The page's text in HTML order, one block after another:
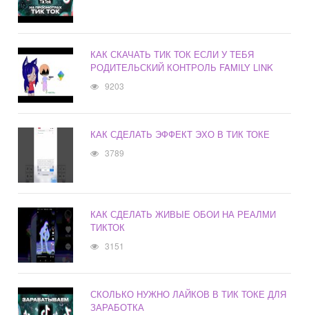
КАК СКАЧАТЬ ТИК ТОК ЕСЛИ У ТЕБЯ
РОДИТЕЛЬСКИЙ КОНТРОЛЬ FAMILY LINK
9203
КАК СДЕЛАТЬ ЭФФЕКТ ЭХО В ТИК ТОКЕ
3789
КАК СДЕЛАТЬ ЖИВЫЕ ОБОИ НА РЕАЛМИ
ТИКТОК
3151
СКОЛЬКО НУЖНО ЛАЙКОВ В ТИК ТОКЕ ДЛЯ
ЗАРАБОТКА